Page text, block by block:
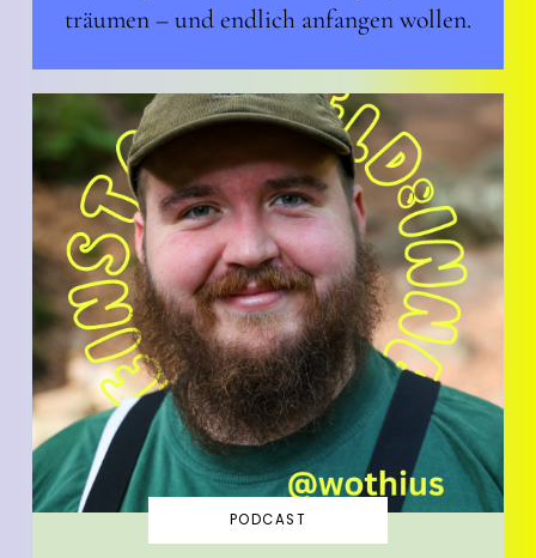
träumen – und endlich anfangen wollen.
PODCAST